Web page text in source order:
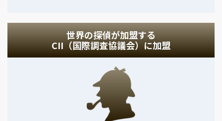
世界の探偵が加盟する
CII（国際調査協議会）に加盟